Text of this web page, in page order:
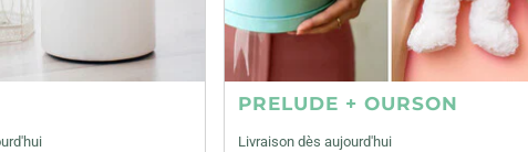
PRELUDE + OURSON
Livraison dès aujourd'hui